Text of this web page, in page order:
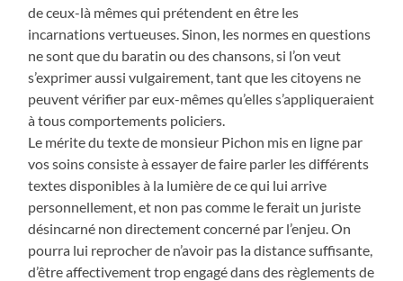
de ceux-là mêmes qui prétendent en être les
incarnations vertueuses. Sinon, les normes en questions
ne sont que du baratin ou des chansons, si l’on veut
s’exprimer aussi vulgairement, tant que les citoyens ne
peuvent vérifier par eux-mêmes qu’elles s’appliqueraient
à tous comportements policiers.
Le mérite du texte de monsieur Pichon mis en ligne par
vos soins consiste à essayer de faire parler les différents
textes disponibles à la lumière de ce qui lui arrive
personnellement, et non pas comme le ferait un juriste
désincarné non directement concerné par l’enjeu. On
pourra lui reprocher de n’avoir pas la distance suffisante,
d’être affectivement trop engagé dans des règlements de